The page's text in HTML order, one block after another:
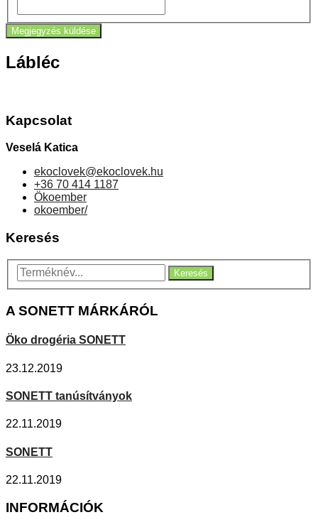
Megjegyzés küldése
Lábléc
Kapcsolat
Veselá Katica
ekoclovek@ekoclovek.hu
+36 70 414 1187
Ökoember
okoember/
Keresés
Keresés
A SONETT MÁRKÁRÓL
Öko drogéria SONETT
23.12.2019
SONETT tanúsítványok
22.11.2019
SONETT
22.11.2019
INFORMÁCIÓK